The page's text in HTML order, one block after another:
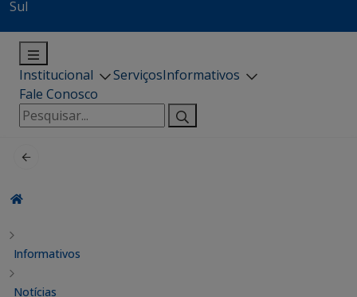
Sul
Institucional ServiçosInformativos
Fale Conosco
Pesquisar
por:
Informativos
Notícias